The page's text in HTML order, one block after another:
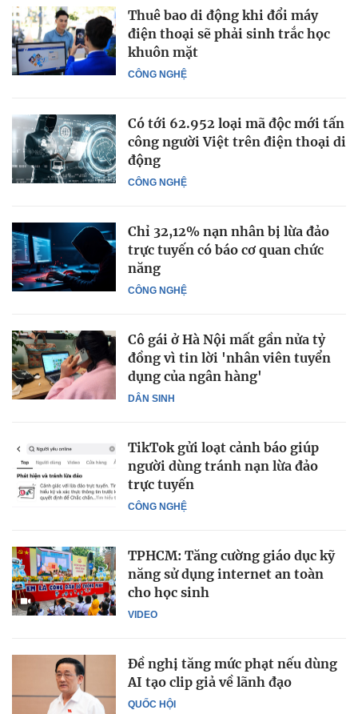
CÔNG NGHỆ
Thuê bao di động khi đổi máy
điện thoại sẽ phải sinh trắc học
khuôn mặt
CÔNG NGHỆ
Có tới 62.952 loại mã độc mới tấn
công người Việt trên điện thoại di
động
CÔNG NGHỆ
Chỉ 32,12% nạn nhân bị lừa đảo
trực tuyến có báo cơ quan chức
năng
DÂN SINH
Cô gái ở Hà Nội mất gần nửa tỷ
đồng vì tin lời 'nhân viên tuyển
dụng của ngân hàng'
CÔNG NGHỆ
TikTok gửi loạt cảnh báo giúp
người dùng tránh nạn lừa đảo
trực tuyến
VIDEO
TPHCM: Tăng cường giáo dục kỹ
năng sử dụng internet an toàn
cho học sinh
QUỐC HỘI
Đề nghị tăng mức phạt nếu dùng
AI tạo clip giả về lãnh đạo